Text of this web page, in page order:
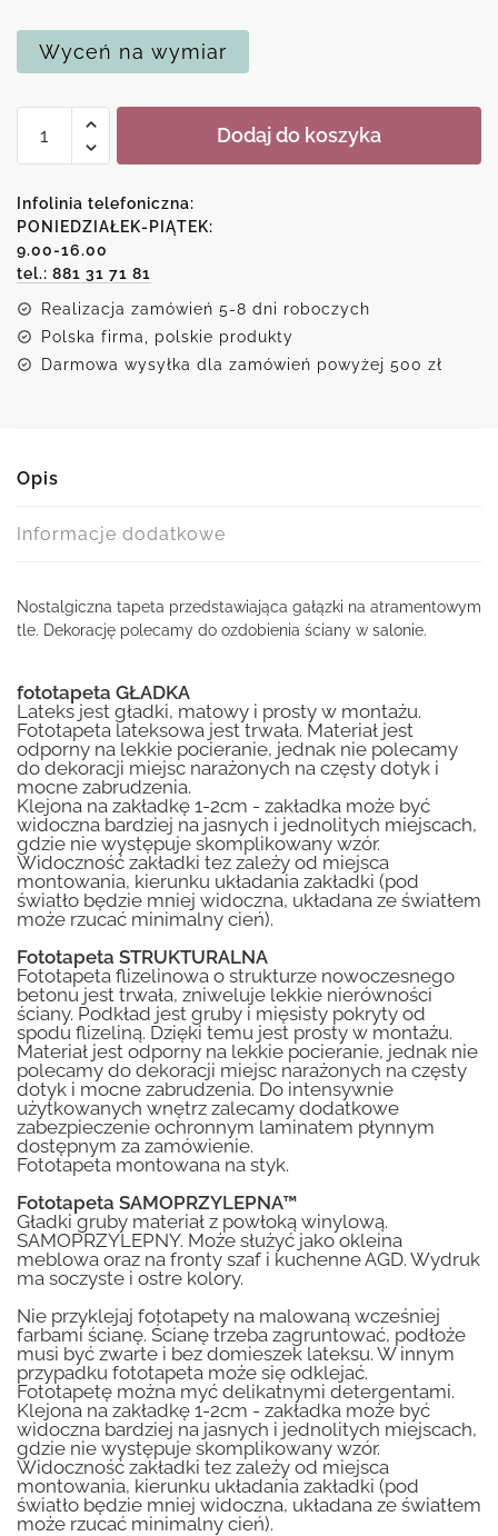
Wyceń na wymiar
Tapeta
gałązki
na
granatowym
tle
Dodaj do koszyka
Infolinia telefoniczna:
PONIEDZIAŁEK-PIĄTEK:
9.00-16.00
tel.: 881 31 71 81
Realizacja zamówień 5-8 dni roboczych
Polska firma, polskie produkty
Darmowa wysyłka dla zamówień powyżej 500 zł
Opis
Informacje dodatkowe
Nostalgiczna tapeta przedstawiająca gałązki na atramentowym
tle. Dekorację polecamy do ozdobienia ściany w salonie.
fototapeta GŁADKA
Lateks jest gładki, matowy i prosty w montażu.
Fototapeta lateksowa jest trwała. Materiał jest
odporny na lekkie pocieranie, jednak nie polecamy
do dekoracji miejsc narażonych na częsty dotyk i
mocne zabrudzenia.
Klejona na zakładkę 1-2cm - zakładka może być
widoczna bardziej na jasnych i jednolitych miejscach,
gdzie nie występuje skomplikowany wzór.
Widoczność zakładki tez zależy od miejsca
montowania, kierunku układania zakładki (pod
światło będzie mniej widoczna, układana ze światłem
może rzucać minimalny cień).
Fototapeta STRUKTURALNA
Fototapeta flizelinowa o strukturze nowoczesnego
betonu jest trwała, zniweluje lekkie nierówności
ściany. Podkład jest gruby i mięsisty pokryty od
spodu flizeliną. Dzięki temu jest prosty w montażu.
Materiał jest odporny na lekkie pocieranie, jednak nie
polecamy do dekoracji miejsc narażonych na częsty
dotyk i mocne zabrudzenia. Do intensywnie
użytkowanych wnętrz zalecamy dodatkowe
zabezpieczenie ochronnym laminatem płynnym
dostępnym za zamówienie.
Fototapeta montowana na styk.
Fototapeta SAMOPRZYLEPNA™
Gładki gruby materiał z powłoką winylową.
SAMOPRZYLEPNY. Może służyć jako okleina
meblowa oraz na fronty szaf i kuchenne AGD. Wydruk
ma soczyste i ostre kolory.
Nie przyklejaj fototapety na malowaną wcześniej
farbami ścianę. Ścianę trzeba zagruntować, podłoże
musi być zwarte i bez domieszek lateksu. W innym
przypadku fototapeta może się odklejać.
Fototapetę można myć delikatnymi detergentami.
Klejona na zakładkę 1-2cm - zakładka może być
widoczna bardziej na jasnych i jednolitych miejscach,
gdzie nie występuje skomplikowany wzór.
Widoczność zakładki tez zależy od miejsca
montowania, kierunku układania zakładki (pod
światło będzie mniej widoczna, układana ze światłem
może rzucać minimalny cień).